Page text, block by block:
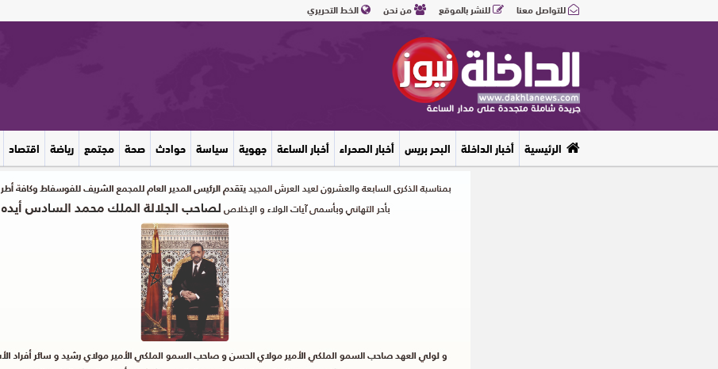
للتواصل معنا للنشر بالموقع من نحن الخط التحريري
الرئيسية أخبار الداخلة البحر بريس أخبار الصحراء أخبار الساعة جهوية سياسة حوادث صحة مجتمع رياضة اقتصاد